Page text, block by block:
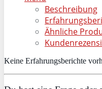
Beschreibung
Ähnliche
Keine Erfahrungsberichte